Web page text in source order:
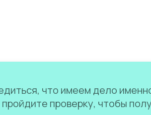
что имеем дело
проверку, чтобы